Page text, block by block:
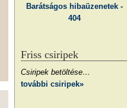
Barátságos hibaüzenetek -
404
Friss csiripek
Csiripek betöltése…
további csiripek»